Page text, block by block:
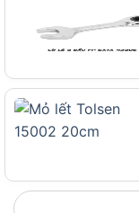
Chủ xưởng
khu vực kỹ
Từ nhóm
1826MR phù
công việc có
trường sử
theo.